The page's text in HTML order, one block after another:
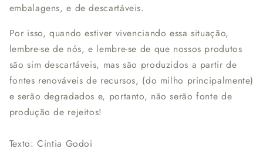
embalagens, e de descartáveis.
Por isso, quando estiver vivenciando essa situação,
lembre-se de nós, e lembre-se de que nossos produtos
são sim descartáveis, mas são produzidos a partir de
fontes renováveis de recursos, (do milho principalmente)
e serão degradados e, portanto, não serão fonte de
produção de rejeitos!
Texto: Cintia Godoi